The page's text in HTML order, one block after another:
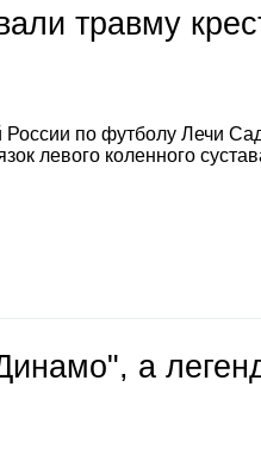
травму
России по футболу Лечи
левого коленного
а